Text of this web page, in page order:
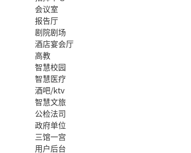
会议室
报告厅
剧院剧场
酒店宴会厅
高教
智慧校园
智慧医疗
酒吧/ktv
智慧文旅
公检法司
政府单位
三馆一宫
用户后台